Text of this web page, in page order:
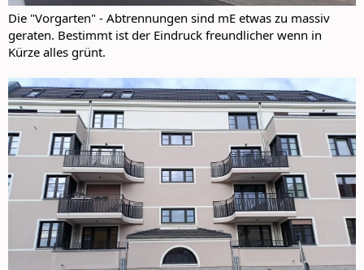
Die "Vorgarten" - Abtrennungen sind mE etwas zu massiv
geraten. Bestimmt ist der Eindruck freundlicher wenn in
Kürze alles grünt.